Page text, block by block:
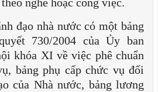
đạo nhà nước có một bảng
730/2004 của Ủy ban
khóa XI về việc phê chuẩn
bảng phụ cấp chức vụ đối
của Nhà nước, bảng lương